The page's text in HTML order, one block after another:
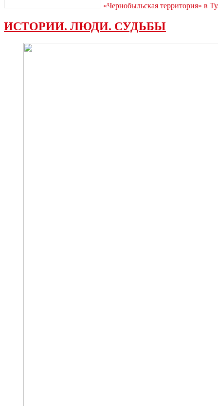
«Чернобыльская территория» в
ИСТОРИИ. ЛЮДИ. СУДЬБЫ